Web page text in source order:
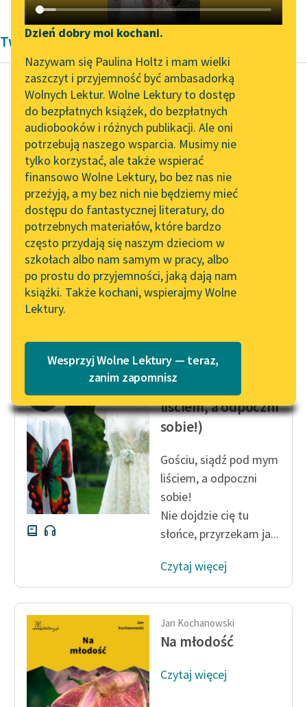
Katalog DAISY
Podkasty o książkach
Zgłoś brak utworu
Aktualności
„Prokurator Alicja Horn”
do słuchania
Byliśmy częścią AI Impact
Lab
Zapraszamy na spotkanie
online z tłumaczkami
literatury skandynawskiej
Spotkanie z Katarzyną
Tunkiel w Oslo
102. lata temu zmarł
Joseph Conrad
Lektury szkolne i klasyka
literatury do słuchania dla
uczennic i uczniów z
niepełnosprawnościami
E-kolekcja lektur
szkolnych i literatury do
słuchania dla uczennic i
uczniów z
niepełnosprawnościami
Ręce pełne poezji
Kolekcje edukacyjne
twórców przechodzących
do domeny publicznej,
lektur szkolnych oraz
Narzędzia
Mapa Wolnych Lektur
Leśmianator
Przewodnik dla piszących i
czytających
API
OAI-PMH
Widget Wolnych Lektur
Przypisy
Katalog w formacie PDF
Dzień dobry moi kochani.
Nazywam się Paulina Holtz i mam wielki
zaszczyt i przyjemność być ambasadorką
Wolnych Lektur. Wolne Lektury to dostęp
do bezpłatnych książek, do bezpłatnych
audiobooków i różnych publikacji. Ale oni
potrzebują naszego wsparcia. Musimy nie
tylko korzystać, ale także wspierać
finansowo Wolne Lektury, bo bez nas nie
przeżyją, a my bez nich nie będziemy mieć
dostępu do fantastycznej literatury, do
potrzebnych materiałów, które bardzo
często przydają się naszym dzieciom w
szkołach albo nam samym w pracy, albo
po prostu do przyjemności, jaką dają nam
książki. Także kochani, wspierajmy Wolne
Lektury.
Wesprzyj Wolne Lektury — teraz,
zanim zapomnisz
Twórczość Jan Kochanowski
Jan Kochanowski
Modlitwa o deszcz
Wszego dobrego
Dawca i Szafarzu
wieczny,
Tobie ziemia, spalona
przez ogień słoneczny,
Modli się dżdża...
Czytaj więcej
Na lipę (Gościu,
siądź pod mym
liściem, a odpoczni
sobie!)
Gościu, siądź pod mym
liściem, a odpoczni
sobie!
Nie dojdzie cię tu
słońce, przyrzekam ja...
Czytaj więcej
Jan Kochanowski
Na młodość
Czytaj więcej